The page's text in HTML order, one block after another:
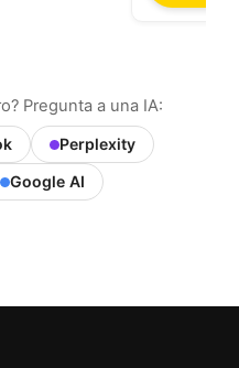
Pregunta a una IA:
Perplexity
Google AI